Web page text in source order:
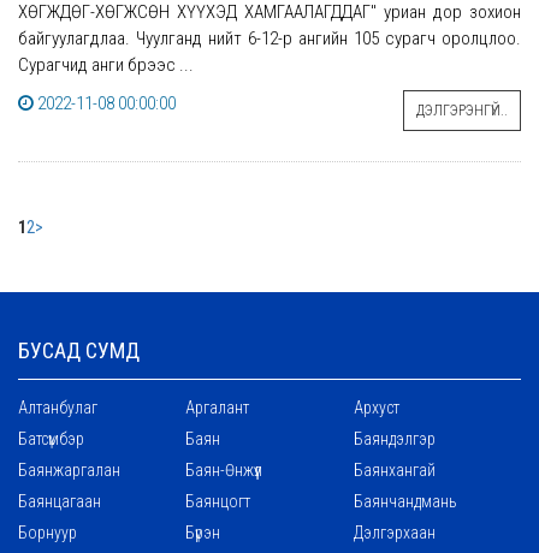
ХӨГЖДӨГ-ХӨГЖСӨН ХҮҮХЭД ХАМГААЛАГДДАГ" уриан дор зохион
байгуулагдлаа. Чуулганд нийт 6-12-р ангийн 105 сурагч оролцлоо.
Сурагчид анги бүрээс ...
2022-11-08 00:00:00
ДЭЛГЭРЭНГҮЙ..
12>
БУСАД СУМД
Алтанбулаг Аргалант
Архуст
Батсүмбэр
Баян
Баяндэлгэр
Баянжаргалан
Баян-Өнжүүл
Баянхангай
Баянцагаан
Баянцогт
Баянчандмань
Борнуур
Бүрэн
Дэлгэрхаан